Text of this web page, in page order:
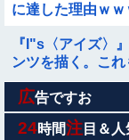
に達した理由ｗｗ
『I"s〈アイズ〉
ンツを描く。こ
【悲報】ディズ
賛否両論
広告ですお
24時間注 目＆